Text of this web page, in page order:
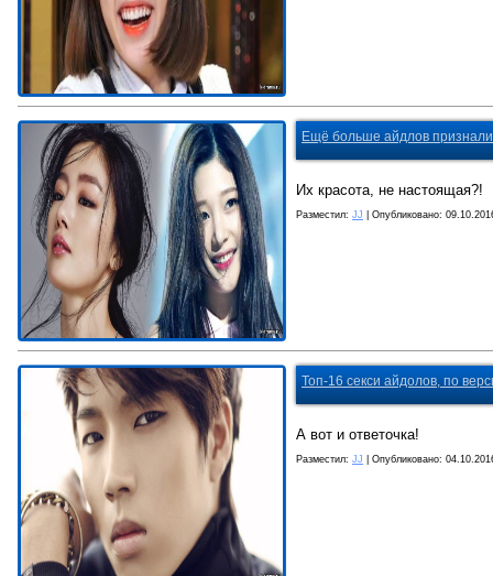
Ещё больше айдлов признали,
Их красота, не настоящая?!
Разместил: JJ | Опубликовано:
Топ-16 секси айдолов, по
А вот и ответочка!
Разместил: JJ | Опубликовано: